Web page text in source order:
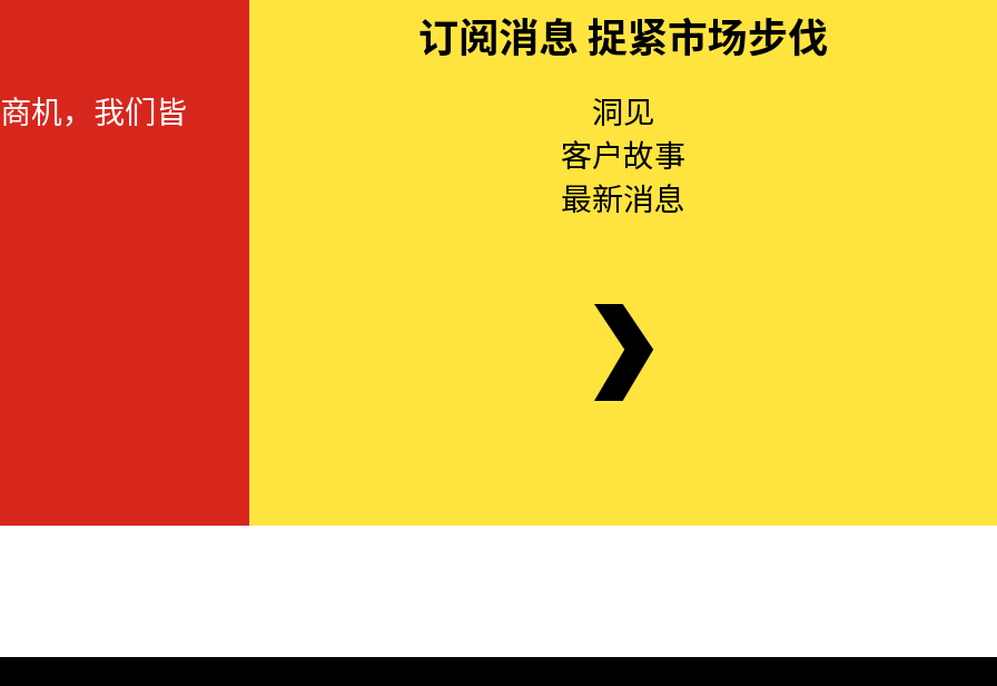
机，我们皆
订阅消息 捉紧市场步伐
洞见
客户故事
最新消息